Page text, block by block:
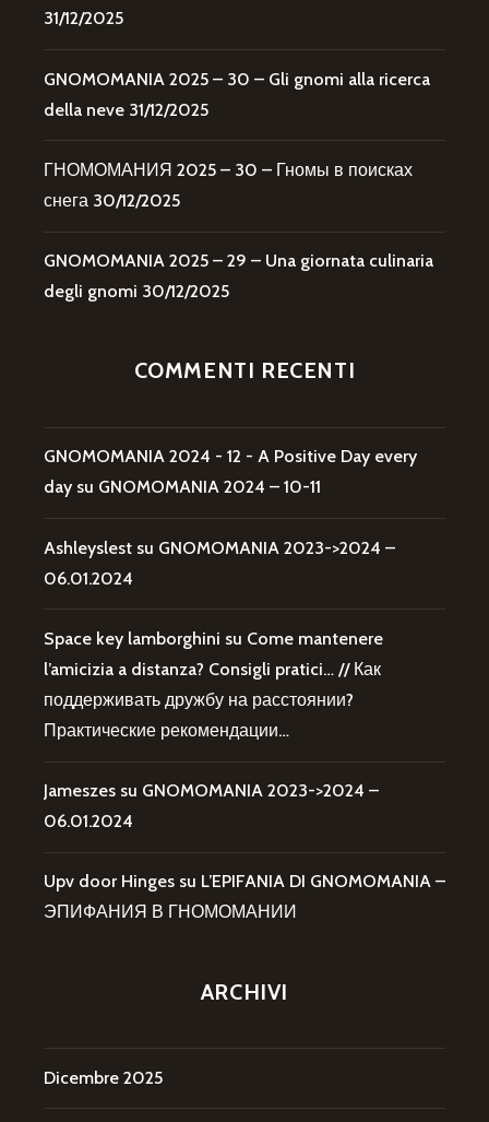
31/12/2025
GNOMOMANIA 2025 – 30 – Gli gnomi alla ricerca
della neve 31/12/2025
ГНОМОМАНИЯ 2025 – 30 – Гномы в поисках
снега 30/12/2025
GNOMOMANIA 2025 – 29 – Una giornata culinaria
degli gnomi 30/12/2025
COMMENTI RECENTI
GNOMOMANIA 2024 - 12 - A Positive Day every
day su GNOMOMANIA 2024 – 10-11
Ashleyslest su GNOMOMANIA 2023->2024 –
06.01.2024
Space key lamborghini su Come mantenere
l’amicizia a distanza? Consigli pratici… // Как
поддерживать дружбу на расстоянии?
Практические рекомендации…
Jameszes su GNOMOMANIA 2023->2024 –
06.01.2024
Upv door Hinges su L’EPIFANIA DI GNOMOMANIA –
ЭПИФАНИЯ В ГНОМОМАНИИ
ARCHIVI
Dicembre 2025